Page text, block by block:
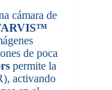
cámara de
de poca
permite la
activando